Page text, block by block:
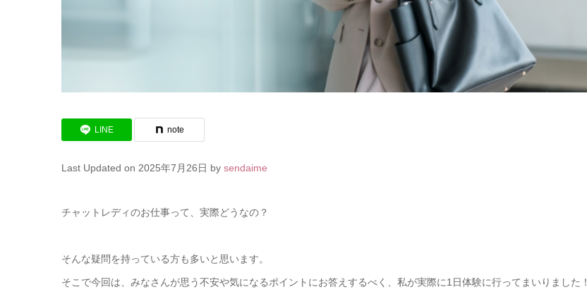
LINE note
Last Updated on 2025年7月26日 by sendaime
チャットレディのお仕事って、実際どうなの？
そんな疑問を持っている方も多いと思います。
そこで今回は、みなさんが思う不安や気になるポイントにお答えするべく、私が実際に1日体験に行ってまいりました！